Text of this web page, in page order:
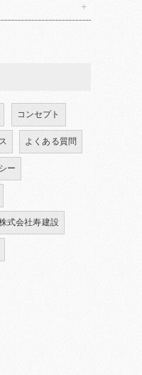
コンセプト
よくある質問
ー
式会社寿建設